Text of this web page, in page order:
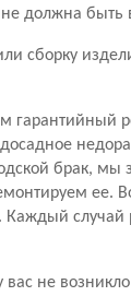
должна быть
сборку
гарантийный
брак, мы
ее.
случай
вас не